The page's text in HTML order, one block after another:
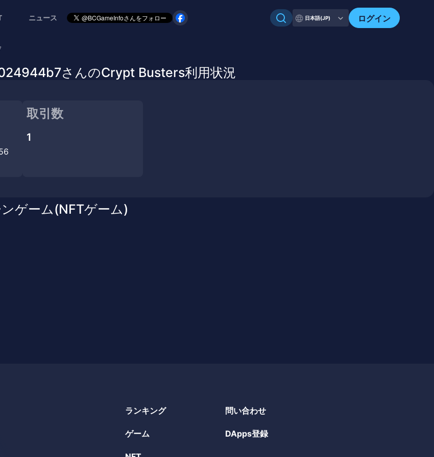
ニュース 日本語(JP) ログイン
自分のアセットを確認
さんのCrypt Busters利用状況
取引数
1
ゲーム(NFTゲーム)
ランキング
ゲーム
問い合わせ
DApps登録